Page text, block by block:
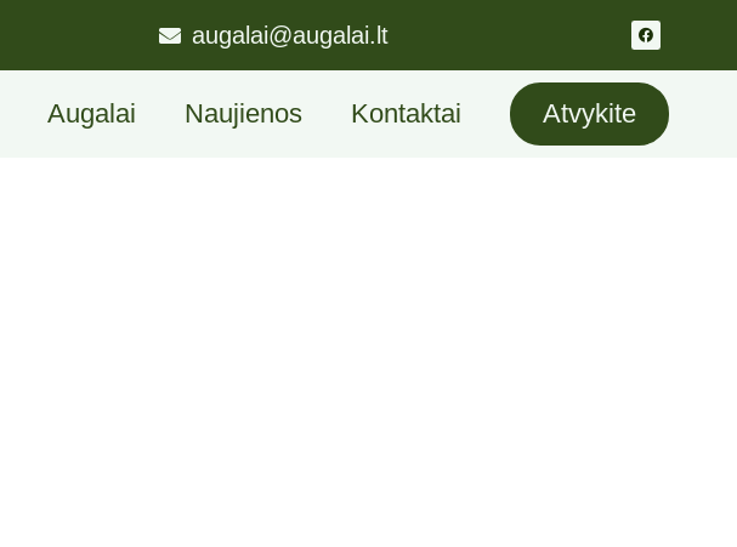
augalai@augalai.lt
Augalai Naujienos Kontaktai Atvykite